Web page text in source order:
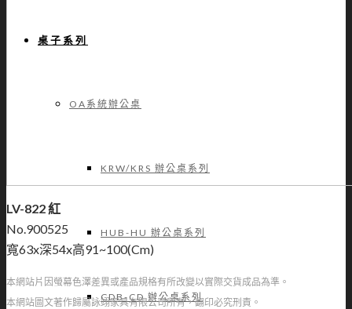
桌子系列
OA系統辦公桌
KRW/KRS 辦公桌系列
HUB-HU 辦公桌系列
CDB-CD 辦公桌系列
LV-822 紅
No.900525
寬63x深54x高91~100(Cm)
本網站片因螢幕色澤差異或產品規格有所改變以實際交貨成品為準。
本網站圖文著作歸屬詠翊家具有限公司所有，翻印必究刑責。